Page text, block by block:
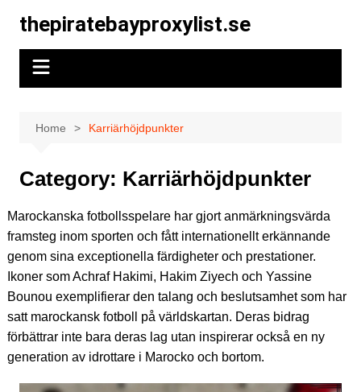
content
thepiratebayproxylist.se
Home Karriärhöjdpunkter
Category: Karriärhöjdpunkter
Marockanska fotbollsspelare har gjort anmärkningsvärda
framsteg inom sporten och fått internationellt erkännande
genom sina exceptionella färdigheter och prestationer.
Ikoner som Achraf Hakimi, Hakim Ziyech och Yassine
Bounou exemplifierar den talang och beslutsamhet som har
satt marockansk fotboll på världskartan. Deras bidrag
förbättrar inte bara deras lag utan inspirerar också en ny
generation av idrottare i Marocko och bortom.